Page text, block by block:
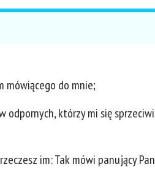
mówiącego do mnie;
odpornych, którzy mi się
im: Tak mówi panujący